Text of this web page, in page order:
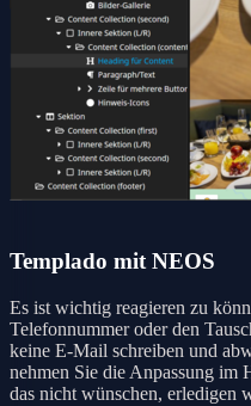
Templado mit NEOS
Es ist wichtig reagieren zu
Telefonnummer oder den
keine E-Mail schreiben und
nehmen Sie die Anpassung im
das nicht wünschen, erledigen